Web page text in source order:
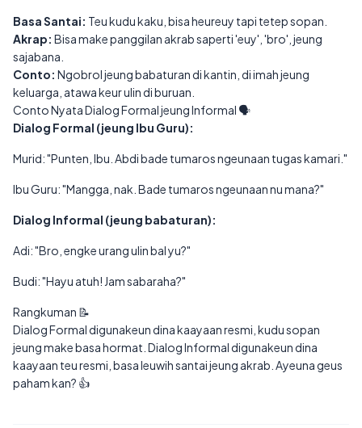
Basa Santai: Teu kudu kaku, bisa heureuy tapi tetep sopan.
Akrap: Bisa make panggilan akrab saperti 'euy', 'bro', jeung
sajabana.
Conto: Ngobrol jeung babaturan di kantin, di imah jeung
keluarga, atawa keur ulin di buruan.
Conto Nyata Dialog Formal jeung Informal 🗣️
Dialog Formal (jeung Ibu Guru):
Murid: "Punten, Ibu. Abdi bade tumaros ngeunaan tugas kamari."
Ibu Guru: "Mangga, nak. Bade tumaros ngeunaan nu mana?"
Dialog Informal (jeung babaturan):
Adi: "Bro, engke urang ulin bal yu?"
Budi: "Hayu atuh! Jam sabaraha?"
Rangkuman 📝
Dialog Formal digunakeun dina kaayaan resmi, kudu sopan
jeung make basa hormat. Dialog Informal digunakeun dina
kaayaan teu resmi, basa leuwih santai jeung akrab. Ayeuna geus
paham kan? 👍